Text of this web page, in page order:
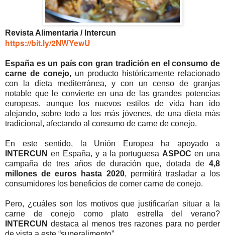
Revista Alimentaria / Intercun
https://bit.ly/2NWYewU
España es un país con gran tradición en el consumo de
carne de conejo, un producto históricamente relacionado
con la dieta mediterránea, y con un censo de granjas
notable que le convierte en una de las grandes potencias
europeas, aunque los nuevos estilos de vida han ido
alejando, sobre todo a los más jóvenes, de una dieta más
tradicional, afectando al consumo de carne de conejo.
En este sentido, la Unión Europea ha apoyado a
INTERCUN en España, y a la portuguesa ASPOC en una
campaña de tres años de duración que, dotada de 4,8
millones de euros hasta 2020, permitirá trasladar a los
consumidores los beneficios de comer carne de conejo.
Pero, ¿cuáles son los motivos que justificarían situar a la
carne de conejo como plato estrella del verano?
INTERCUN destaca al menos tres razones para no perder